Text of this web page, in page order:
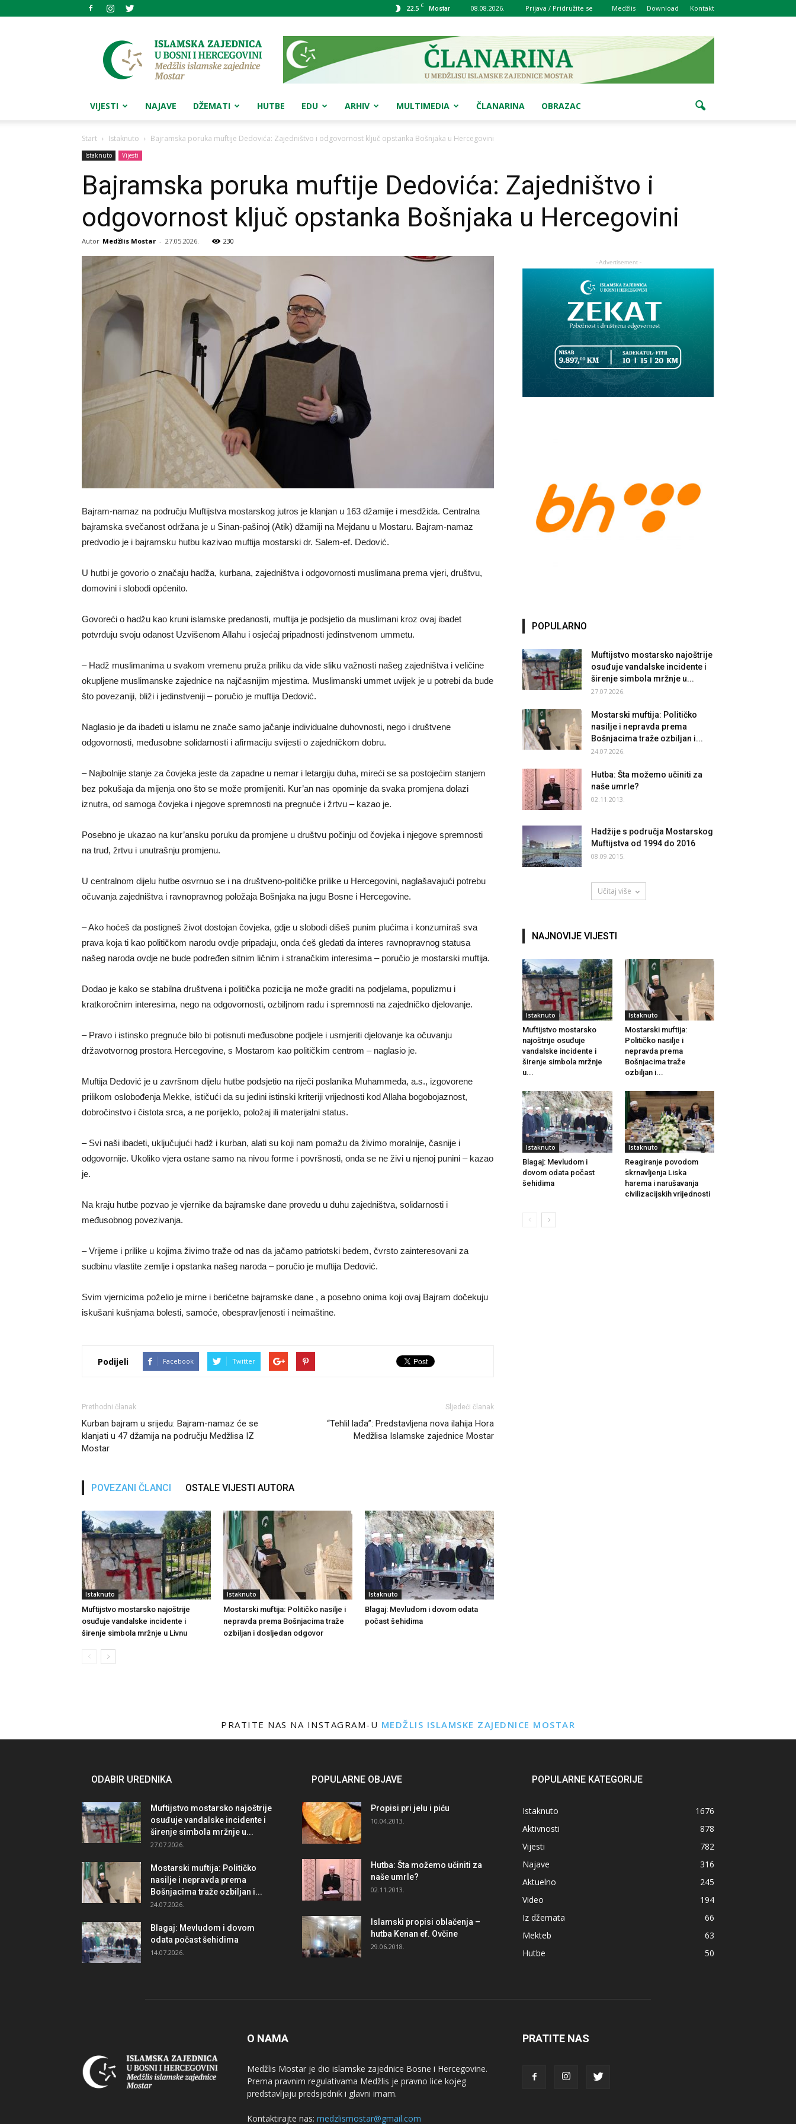
22.5 C Mostar 08.08.2026. Prijava / Pridružite se Medžlis Download Kontakt
Medžlis
islamske
zajednice
Mostar
VIJESTI NAJAVE DŽEMATI HUTBE EDU ARHIV MULTIMEDIA ČLANARINA OBRAZAC
Start Istaknuto Bajramska poruka muftije Dedovića: Zajedništvo i odgovornost ključ opstanka Bošnjaka u Hercegovini
Istaknuto Vijesti
Bajramska poruka muftije Dedovića: Zajedništvo i
odgovornost ključ opstanka Bošnjaka u Hercegovini
Autor Medžlis Mostar - 27.05.2026. 230
Bajram-namaz na području Muftijstva mostarskog jutros je klanjan u 163 džamije i mesdžida. Centralna
bajramska svečanost održana je u Sinan-pašinoj (Atik) džamiji na Mejdanu u Mostaru. Bajram-namaz
predvodio je i bajramsku hutbu kazivao muftija mostarski dr. Salem-ef. Dedović.
U hutbi je govorio o značaju hadža, kurbana, zajedništva i odgovornosti muslimana prema vjeri, društvu,
domovini i slobodi općenito.
Govoreći o hadžu kao kruni islamske predanosti, muftija je podsjetio da muslimani kroz ovaj ibadet
potvrđuju svoju odanost Uzvišenom Allahu i osjećaj pripadnosti jedinstvenom ummetu.
– Hadž muslimanima u svakom vremenu pruža priliku da vide sliku važnosti našeg zajedništva i veličine
okupljene muslimanske zajednice na najčasnijim mjestima. Muslimanski ummet uvijek je u potrebi da bude
što povezaniji, bliži i jedinstveniji – poručio je muftija Dedović.
Naglasio je da ibadeti u islamu ne znače samo jačanje individualne duhovnosti, nego i društvene
odgovornosti, međusobne solidarnosti i afirmaciju svijesti o zajedničkom dobru.
– Najbolnije stanje za čovjeka jeste da zapadne u nemar i letargiju duha, mireći se sa postojećim stanjem
bez pokušaja da mijenja ono što se može promijeniti. Kur’an nas opominje da svaka promjena dolazi
iznutra, od samoga čovjeka i njegove spremnosti na pregnuće i žrtvu – kazao je.
Posebno je ukazao na kur’ansku poruku da promjene u društvu počinju od čovjeka i njegove spremnosti
na trud, žrtvu i unutrašnju promjenu.
U centralnom dijelu hutbe osvrnuo se i na društveno-političke prilike u Hercegovini, naglašavajući potrebu
očuvanja zajedništva i ravnopravnog položaja Bošnjaka na jugu Bosne i Hercegovine.
– Ako hoćeš da postigneš život dostojan čovjeka, gdje u slobodi dišeš punim plućima i konzumiraš sva
prava koja ti kao političkom narodu ovdje pripadaju, onda ćeš gledati da interes ravnopravnog statusa
našeg naroda ovdje ne bude podređen sitnim ličnim i stranačkim interesima – poručio je mostarski muftija.
Dodao je kako se stabilna društvena i politička pozicija ne može graditi na podjelama, populizmu i
kratkoročnim interesima, nego na odgovornosti, ozbiljnom radu i spremnosti na zajedničko djelovanje.
– Pravo i istinsko pregnuće bilo bi potisnuti međusobne podjele i usmjeriti djelovanje ka očuvanju
državotvornog prostora Hercegovine, s Mostarom kao političkim centrom – naglasio je.
Muftija Dedović je u završnom dijelu hutbe podsjetio na riječi poslanika Muhammeda, a.s., izgovorene
prilikom oslobođenja Mekke, ističući da su jedini istinski kriteriji vrijednosti kod Allaha bogobojaznost,
dobročinstvo i čistota srca, a ne porijeklo, položaj ili materijalni status.
– Svi naši ibadeti, uključujući hadž i kurban, alati su koji nam pomažu da živimo moralnije, časnije i
odgovornije. Ukoliko vjera ostane samo na nivou forme i površnosti, onda se ne živi u njenoj punini – kazao
je.
Na kraju hutbe pozvao je vjernike da bajramske dane provedu u duhu zajedništva, solidarnosti i
međusobnog povezivanja.
– Vrijeme i prilike u kojima živimo traže od nas da jačamo patriotski bedem, čvrsto zainteresovani za
sudbinu vlastite zemlje i opstanka našeg naroda – poručio je muftija Dedović.
Svim vjernicima poželio je mirne i berićetne bajramske dane , a posebno onima koji ovaj Bajram dočekuju
iskušani kušnjama bolesti, samoće, obespravljenosti i neimaštine.
Podijeli Facebook Twitter
Prethodni članak
Kurban bajram u srijedu: Bajram-namaz će se
klanjati u 47 džamija na području Medžlisa IZ
Mostar
Sljedeći članak
“Tehlil lađa”: Predstavljena nova ilahija Hora
Medžlisa Islamske zajednice Mostar
POVEZANI ČLANCI OSTALE VIJESTI AUTORA
Istaknuto
Muftijstvo mostarsko najoštrije
osuđuje vandalske incidente i
širenje simbola mržnje u Livnu
Istaknuto
Mostarski muftija: Političko nasilje i
nepravda prema Bošnjacima traže
ozbiljan i dosljedan odgovor
Istaknuto
Blagaj: Mevludom i dovom odata
počast šehidima
- Advertisement -
POPULARNO
Muftijstvo mostarsko najoštrije
osuđuje vandalske incidente i
širenje simbola mržnje u...
27.07.2026.
Mostarski muftija: Političko
nasilje i nepravda prema
Bošnjacima traže ozbiljan i...
24.07.2026.
Hutba: Šta možemo učiniti za
naše umrle?
02.11.2013.
Hadžije s područja Mostarskog
Muftijstva od 1994 do 2016
08.09.2015.
Učitaj više
NAJNOVIJE VIJESTI
Istaknuto
Muftijstvo mostarsko
najoštrije osuđuje
vandalske incidente i
širenje simbola mržnje
u...
Istaknuto
Mostarski muftija:
Političko nasilje i
nepravda prema
Bošnjacima traže
ozbiljan i...
Istaknuto
Blagaj: Mevludom i
dovom odata počast
šehidima
Istaknuto
Reagiranje povodom
skrnavljenja Liska
harema i narušavanja
civilizacijskih vrijednosti
PRATITE NAS NA INSTAGRAM-U MEDŽLIS ISLAMSKE ZAJEDNICE MOSTAR
ODABIR UREDNIKA
Muftijstvo mostarsko najoštrije
osuđuje vandalske incidente i
širenje simbola mržnje u...
27.07.2026.
Mostarski muftija: Političko
nasilje i nepravda prema
Bošnjacima traže ozbiljan i...
24.07.2026.
Blagaj: Mevludom i dovom
odata počast šehidima
14.07.2026.
POPULARNE OBJAVE
Propisi pri jelu i piću
10.04.2013.
Hutba: Šta možemo učiniti za
naše umrle?
02.11.2013.
Islamski propisi oblačenja –
hutba Kenan ef. Ovčine
29.06.2018.
POPULARNE KATEGORIJE
Istaknuto
1676
Aktivnosti
878
Vijesti
782
Najave
316
Aktuelno
245
Video
194
Iz džemata
66
Mekteb
63
Hutbe
50
O NAMA
Medžlis Mostar je dio islamske zajednice Bosne i Hercegovine.
Prema pravnim regulativama Medžlis je pravno lice kojeg
predstavljaju predsjednik i glavni imam.
Kontaktirajte nas: medzlismostar@gmail.com
PRATITE NAS